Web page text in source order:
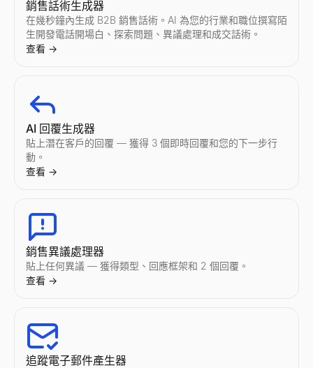
銷售話術生成器
在幾秒鐘內生成 B2B 銷售話術。AI 為您的行業和職位撰寫陌
生開發電話開場白、探索問題、異議處理和成交話術。
查看 →
AI 回覆生成器
貼上潛在客戶的回覆 — 獲得 3 個即時回覆和您的下一步行
動。
查看 →
銷售異議處理器
貼上任何異議 — 獲得類型、回應框架和 2 個回覆。
查看 →
追蹤電子郵件產生器